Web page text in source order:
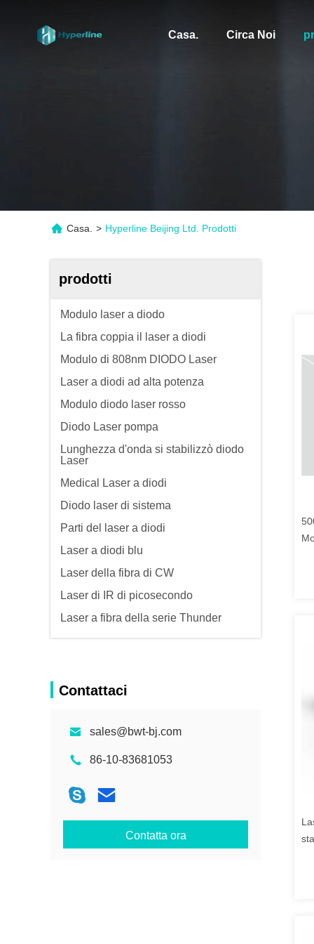
Casa. Circa Noi
Casa. > Hyperline Beijing Ltd. Prodotti
prodotti
Modulo laser a diodo
La fibra coppia il laser a diodi
Modulo di 808nm DIODO Laser
Laser a diodi ad alta potenza
Modulo diodo laser rosso
Diodo Laser pompa
Lunghezza d'onda si stabilizzò diodo
Laser
Medical Laser a diodi
Diodo laser di sistema
Parti del laser a diodi
Laser a diodi blu
Laser della fibra di CW
Laser di IR di picosecondo
Laser a fibra della serie Thunder
Contattaci
sales@bwt-bj.com
86-10-83681053
Contatta ora